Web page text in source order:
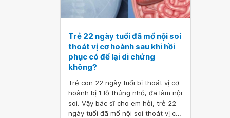
Trẻ 22 ngày tuổi đã mổ nội soi
thoát vị cơ hoành sau khi hồi
phục có để lại di chứng
không?
Trẻ con 22 ngày tuổi bị thoát vị cơ
hoành bị 1 lỗ thủng nhỏ, đã làm nội
soi. Vậy bác sĩ cho em hỏi, trẻ 22
ngày tuổi đã mổ nội soi thoát vị cơ